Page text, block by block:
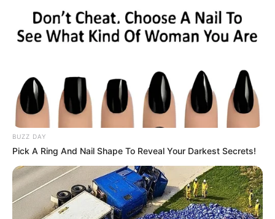
Beggar-Like Love– E2RE
Tuesday Song– Big Baby Driver
Trailer
BUZZ DAY
Pick A Ring And Nail Shape To Reveal Your Darkest Secrets!